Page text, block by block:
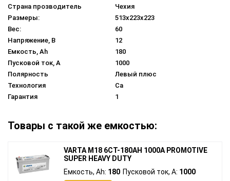
Страна прозводитель
Чехия
Размеры:
513x223x223
Вес:
60
Напряжение, В
12
Емкость, Ah
180
Пусковой ток, A
1000
Полярность
Левый плюс
Технология
Ca
Гарантия
1
Товары с такой же емкостью:
VARTA M18 6СТ-180AH 1000A PROMOTIVE
SUPER HEAVY DUTY
Емкость, Ah: 180 Пусковой ток, A: 1000